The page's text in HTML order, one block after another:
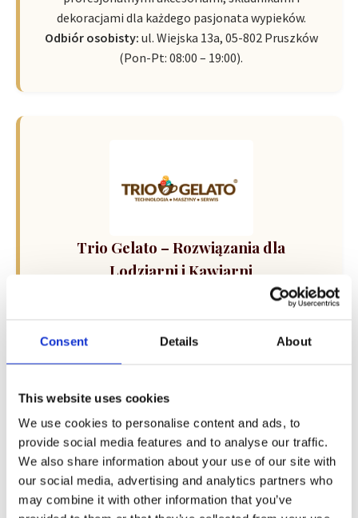
Consent Details About
This website uses cookies
We use cookies to personalise content and ads, to
provide social media features and to analyse our traffic.
We also share information about your use of our site with
our social media, advertising and analytics partners who
may combine it with other information that you’ve
dekoracjami dla każdego pasjonata wypieków.
Odbiór osobisty: ul. Wiejska 13a, 05-802 Pruszków
(Pon-Pt: 08:00 – 19:00).
Trio Gelato – Rozwiązania dla
Lodziarni i Kawiarni
Kompleksowe wsparcie dla Twojego biznesu: od
ekspresów do kawy, po profesjonalny serwis i
szkolenia technologiczne. Skorzystaj z